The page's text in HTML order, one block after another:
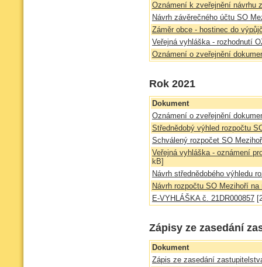
Oznámení k zveřejnění návrhu
Návrh závěrečného účtu SO
Záměr obce - hostinec do
Veřejná vyhláška - rozhodnutí
Oznámení o zveřejnění
Rok 2021
Dokument
Oznámení o zveřejnění
Střednědobý výhled rozpočtu
Schválený rozpočet SO
Veřejná vyhláška - oznámení
kB]
Návrh střednědobého výhledu
Návrh rozpočtu SO Mezihoří na
E-VYHLÁŠKA č. 21DR000857
Zápisy ze zasedání
Dokument
Zápis ze zasedání